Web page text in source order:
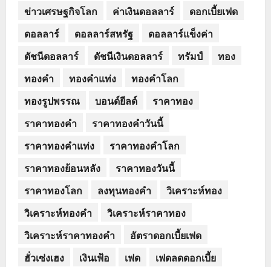
ข่าวเศรษฐกิจโลก
ค่าเงินดอลลาร์
ดอกเบี้ยเฟด
ดอลลาร์
ดอลลาร์สหรัฐ
ดอลลาร์แข็งค่า
ดัชนีดอลลาร์
ดัชนีเงินดอลลาร์ ทรัมป์
ทอง
ทองคำ
ทองคำแท่ง
ทองคำโลก
ทองรูปพรรณ
บอนด์ยีลด์
ราคาทอง
ราคาทองคำ
ราคาทองคำวันนี้
ราคาทองคำแท่ง
ราคาทองคำโลก
ราคาทองย้อนหลัง
ราคาทองวันนี้
ราคาทองโลก
ลงทุนทองคำ
วิเคราะห์ทอง
วิเคราะห์ทองคำ
วิเคราะห์ราคาทอง
วิเคราะห์ราคาทองคำ
อัตราดอกเบี้ยเฟด
ฮั่วเซ่งเฮง
เงินเฟ้อ เฟด
เฟดลดดอกเบี้ย